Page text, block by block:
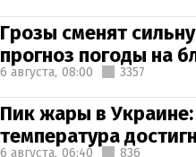
Грозы сменят
прогноз погоды на
6 августа, 08:00 3357
Пик жары в Украине:
температура
6 августа, 06:40 836